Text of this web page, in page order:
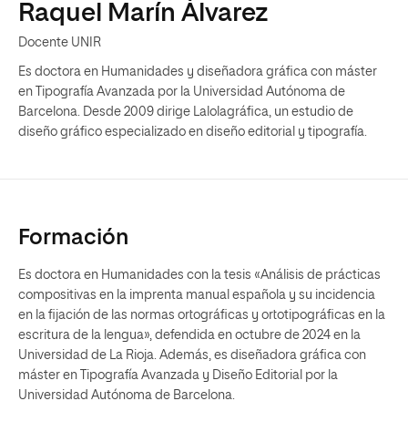
Raquel Marín Álvarez
Docente UNIR
Es doctora en Humanidades y diseñadora gráfica con máster
en Tipografía Avanzada por la Universidad Autónoma de
Barcelona. Desde 2009 dirige Lalolagráfica, un estudio de
diseño gráfico especializado en diseño editorial y tipografía.
Formación
Es doctora en Humanidades con la tesis «Análisis de prácticas
compositivas en la imprenta manual española y su incidencia
en la fijación de las normas ortográficas y ortotipográficas en la
escritura de la lengua», defendida en octubre de 2024 en la
Universidad de La Rioja. Además, es diseñadora gráfica con
máster en Tipografía Avanzada y Diseño Editorial por la
Universidad Autónoma de Barcelona.